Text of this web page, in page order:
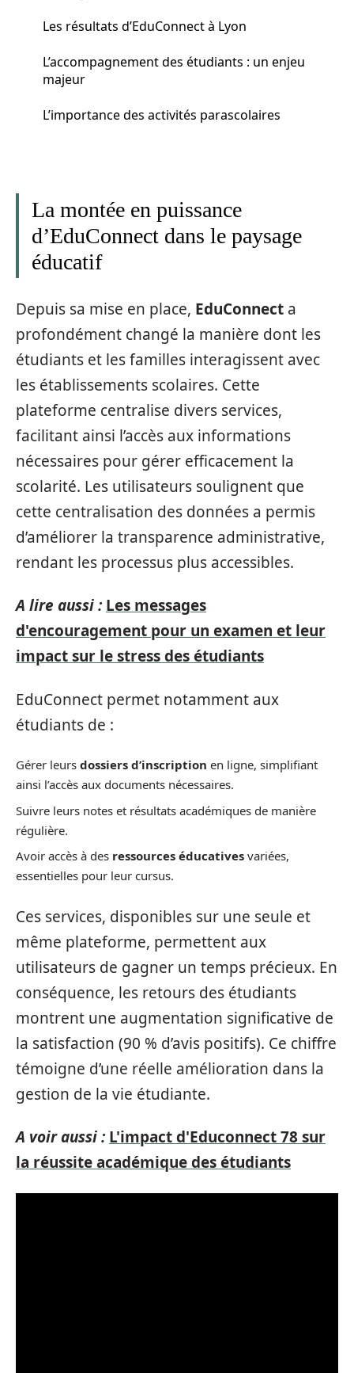
Les résultats d’EduConnect à Lyon
L’accompagnement des étudiants : un enjeu
majeur
L’importance des activités parascolaires
La montée en puissance
d’EduConnect dans le paysage
éducatif
Depuis sa mise en place, EduConnect a
profondément changé la manière dont les
étudiants et les familles interagissent avec
les établissements scolaires. Cette
plateforme centralise divers services,
facilitant ainsi l’accès aux informations
nécessaires pour gérer efficacement la
scolarité. Les utilisateurs soulignent que
cette centralisation des données a permis
d’améliorer la transparence administrative,
rendant les processus plus accessibles.
A lire aussi : Les messages
d'encouragement pour un examen et leur
impact sur le stress des étudiants
EduConnect permet notamment aux
étudiants de :
Gérer leurs dossiers d’inscription en ligne, simplifiant
ainsi l’accès aux documents nécessaires.
Suivre leurs notes et résultats académiques de manière
régulière.
Avoir accès à des ressources éducatives variées,
essentielles pour leur cursus.
Ces services, disponibles sur une seule et
même plateforme, permettent aux
utilisateurs de gagner un temps précieux. En
conséquence, les retours des étudiants
montrent une augmentation significative de
la satisfaction (90 % d’avis positifs). Ce chiffre
témoigne d’une réelle amélioration dans la
gestion de la vie étudiante.
A voir aussi : L'impact d'Educonnect 78 sur
la réussite académique des étudiants